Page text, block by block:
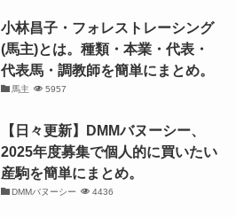
小林昌子・フォレストレーシング
(馬主)とは。種類・本業・代表・
代表馬・調教師を簡単にまとめ。
馬主 5957
【日々更新】DMMバヌーシー、
2025年度募集で個人的に買いたい
産駒を簡単にまとめ。
DMMバヌーシー 4436